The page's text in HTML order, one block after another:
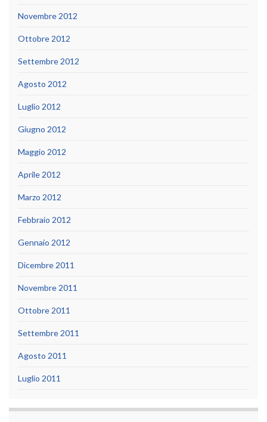
Novembre 2012
Ottobre 2012
Settembre 2012
Agosto 2012
Luglio 2012
Giugno 2012
Maggio 2012
Aprile 2012
Marzo 2012
Febbraio 2012
Gennaio 2012
Dicembre 2011
Novembre 2011
Ottobre 2011
Settembre 2011
Agosto 2011
Luglio 2011